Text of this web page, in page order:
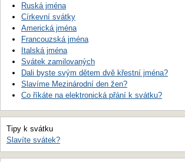
Ruská jména
Církevní svátky
Americká jména
Francouzská jména
Italská jména
Svátek zamilovaných
Dali byste svým dětem dvě křestní jména?
Slavíme Mezinárodní den žen?
Co říkáte na elektronická přání k svátku?
Tipy k svátku
Slavíte svátek?